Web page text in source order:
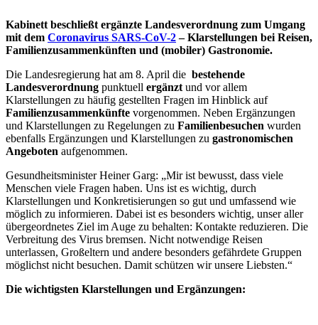
Kabinett beschließt ergänzte Landesverordnung zum Umgang
mit dem Coronavirus SARS-CoV-2– Klarstellungen bei Reisen,
Familienzusammenkünften und (mobiler) Gastronomie.
Die Landesregierung hat am 8. April die bestehende
Landesverordnung punktuell ergänzt und vor allem
Klarstellungen zu häufig gestellten Fragen im Hinblick auf
Familienzusammenkünfte vorgenommen. Neben Ergänzungen
und Klarstellungen zu Regelungen zu Familienbesuchen wurden
ebenfalls Ergänzungen und Klarstellungen zu gastronomischen
Angeboten aufgenommen.
Gesundheitsminister Heiner Garg: „Mir ist bewusst, dass viele
Menschen viele Fragen haben. Uns ist es wichtig, durch
Klarstellungen und Konkretisierungen so gut und umfassend wie
möglich zu informieren. Dabei ist es besonders wichtig, unser aller
übergeordnetes Ziel im Auge zu behalten: Kontakte reduzieren. Die
Verbreitung des Virus bremsen. Nicht notwendige Reisen
unterlassen, Großeltern und andere besonders gefährdete Gruppen
möglichst nicht besuchen. Damit schützen wir unsere Liebsten.“
Die wichtigsten Klarstellungen und Ergänzungen: